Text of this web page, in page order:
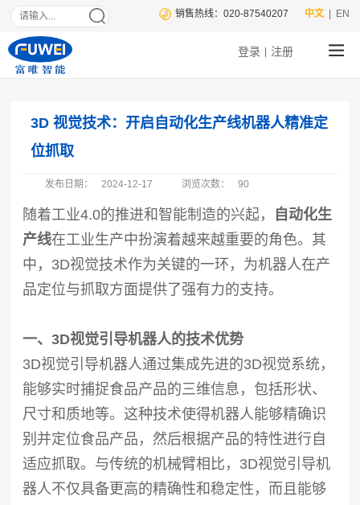
| EN
中文
销售热线：020-87540207
登录 注册
3D 视觉技术：开启自动化生产线机器人精准定
位抓取
发布日期： 2024-12-17 浏览次数： 90
随着工业4.0的推进和智能制造的兴起，
自动化生
产线在工业生产中扮演着越来越重要的角色。其
中，3D视觉技术作为关键的一环，为机器人在产
品定位与抓取方面提供了强有力的支持。
一、3D视觉引导机器人的技术优势
3D视觉引导机器人通过集成先进的3D视觉系统，
能够实时捕捉食品产品的三维信息，包括形状、
尺寸和质地等。这种技术使得机器人能够精确识
别并定位食品产品，然后根据产品的特性进行自
适应抓取。与传统的机械臂相比，3D视觉引导机
器人不仅具备更高的精确性和稳定性，而且能够